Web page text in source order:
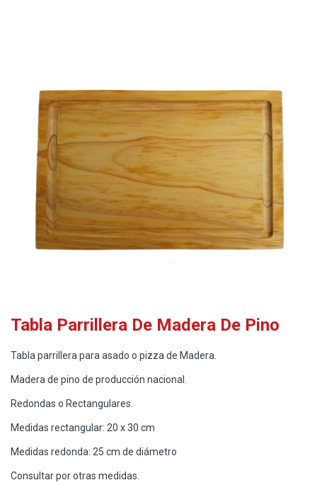
Tabla Parrillera De Madera De Pino
Tabla parrillera para asado o pizza de Madera.
Madera de pino de producción nacional.
Redondas o Rectangulares.
Medidas rectangular: 20 x 30 cm
Medidas redonda: 25 cm de diámetro
Consultar por otras medidas.